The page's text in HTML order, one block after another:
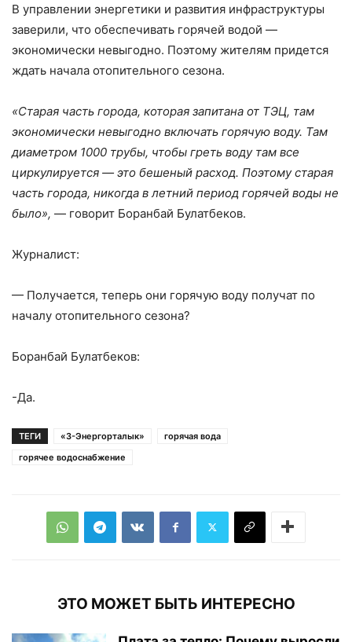
В управлении энергетики и развития инфраструктуры
заверили, что обеспечивать горячей водой —
экономически невыгодно. Поэтому жителям придется
ждать начала отопительного сезона.
«Старая часть города, которая запитана от ТЭЦ, там
экономически невыгодно включать горячую воду. Там
диаметром 1000 трубы, чтобы греть воду там все
циркулируется — это бешеный расход. Поэтому старая
часть города, никогда в летний период горячей воды не
было», — говорит Боранбай Булатбеков.
Журналист:
— Получается, теперь они горячую воду получат по
началу отопительного сезона?
Боранбай Булатбеков:
-Да.
ТЕГИ «3-Энергорталык»
горячая вода
горячее водоснабжение
ЭТО МОЖЕТ БЫТЬ ИНТЕРЕСНО